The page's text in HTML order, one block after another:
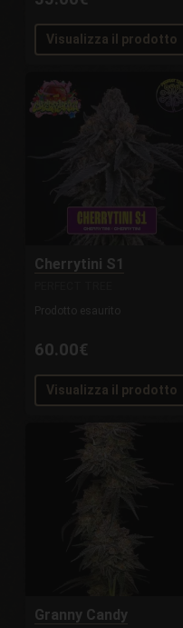
Visualizza il prodotto
Cherrytini S1
Prodotto esaurito
60.00€
Visualizza il prodotto
Granny Candy